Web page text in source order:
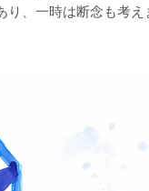
、一時は断念も考